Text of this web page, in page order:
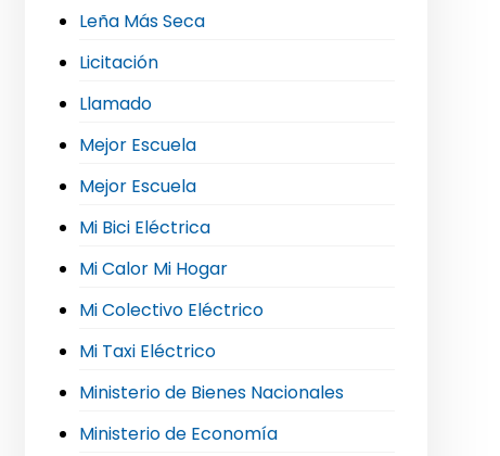
Leña Más Seca
Licitación
Llamado
Mejor Escuela
Mejor Escuela
Mi Bici Eléctrica
Mi Calor Mi Hogar
Mi Colectivo Eléctrico
Mi Taxi Eléctrico
Ministerio de Bienes Nacionales
Ministerio de Economía